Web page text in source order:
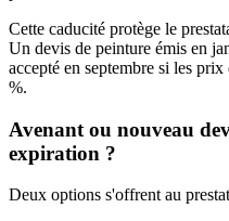
Cette caducité protège le
Un devis de peinture émis en
accepté en septembre si les
%.
Avenant ou nouveau
expiration ?
Deux options s'offrent au